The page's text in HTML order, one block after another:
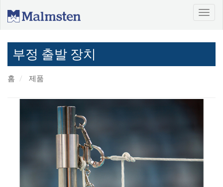
부정 출발 장치
홈 제품